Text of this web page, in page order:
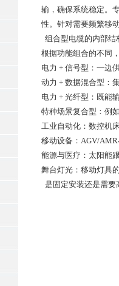
输，确保系统稳定。
性。针对需要频繁移
组合型电缆的内部结
根据功能组合的不同
电力 + 信号型：一边
动力 + 数据混合型：
电力 + 光纤型：既能
特种场景复合型：例
工业自动化：数控机
移动设备：AGV/AMR
能源与医疗：太阳能
舞台灯光：移动灯具
是固定安装还是需要